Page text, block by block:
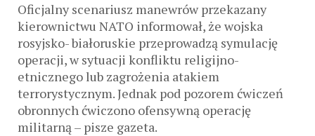
Oficjalny scenariusz manewrów przekazany
kierownictwu NATO informował, że wojska
rosyjsko- białoruskie przeprowadzą symulację
operacji, w sytuacji konfliktu religijno-
etnicznego lub zagrożenia atakiem
terrorystycznym. Jednak pod pozorem ćwiczeń
obronnych ćwiczono ofensywną operację
militarną – pisze gazeta.